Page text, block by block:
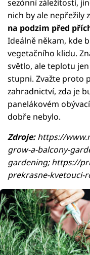
sezónní záležitostí,
nich by ale nepřežily
na podzim před
Ideálně někam, kde
vegetačního klidu.
světlo, ale teplotu
stupni. Zvažte proto
zahradnictví, zda je
panelákovém
dobře nebylo.
Zdroje:https://
grow-a-balcony-
gardening; https://
prekrasne-kvetouci-